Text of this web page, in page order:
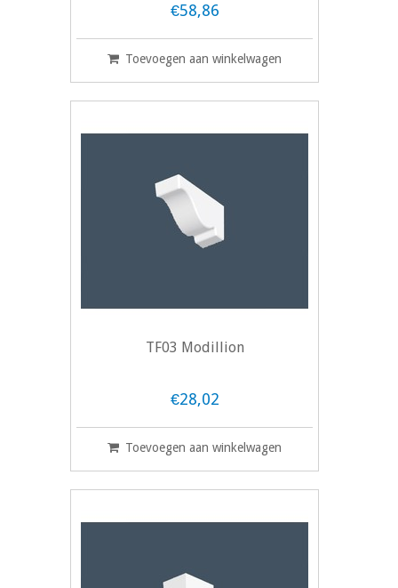
€58,86
Toevoegen aan winkelwagen
TF03 Modillion
€28,02
Toevoegen aan winkelwagen